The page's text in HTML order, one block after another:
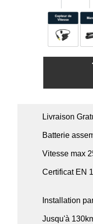
Livraison
Batterie
Vitesse max
Certificat EN
Installation
Jusqu'à